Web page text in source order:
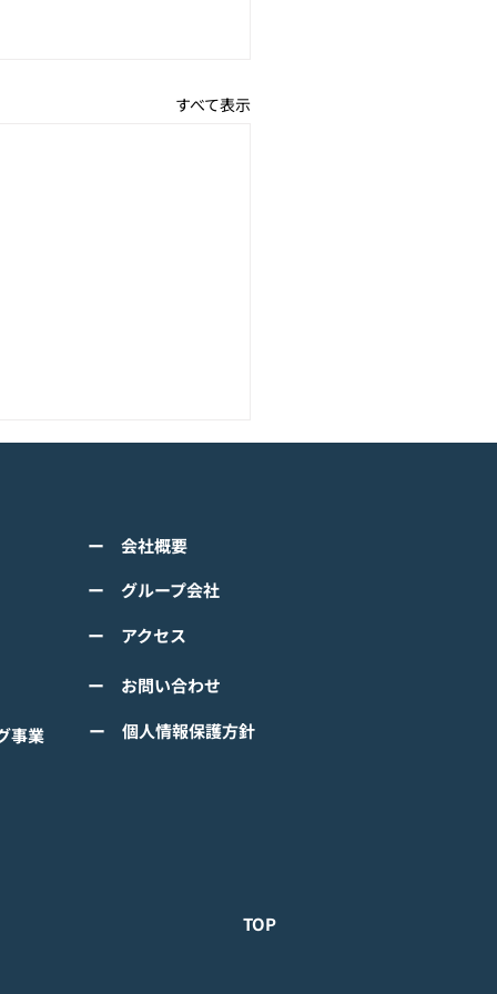
すべて表示
なにしてる？』<span
span>グロ
は下記PDFをご確認くださ
ゲームオン プレスリリ
TVアニメーション 『ぼの
にしてる？』事前登録受
事業
ー 会社概要
ー グループ会社
ー アクセス
ー お問い合わせ
ー 個人情報保護方針
TOP